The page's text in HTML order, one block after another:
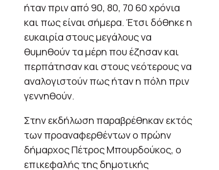
ήταν πριν από 90, 80, 70 60 χρόνια
και πως είναι σήμερα. Έτσι δόθηκε η
ευκαιρία στους μεγάλους να
θυμηθούν τα μέρη που έζησαν και
περπάτησαν και στους νεότερους να
αναλογιστούν πως ήταν η πόλη πριν
γεννηθούν.
Στην εκδήλωση παραβρέθηκαν εκτός
των προαναφερθέντων ο πρώην
δήμαρχος Πέτρος Μπουρδούκος, ο
επικεφαλής της δημοτικής